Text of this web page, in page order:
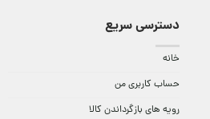
دسترسی سریع
خانه
حساب کاربری من
رویه های بازگرداندن کالا